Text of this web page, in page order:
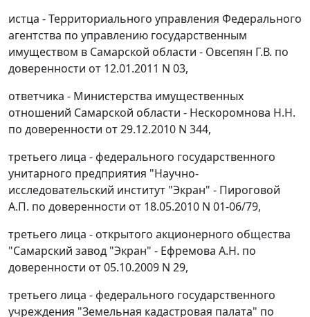
истца - Территориального управления Федерального
агентства по управлению государственным
имуществом в Самарской области - Овсепян Г.В. по
доверенности от 12.01.2011 N 03,
ответчика - Министерства имущественных
отношений Самарской области - Нескоромнова Н.Н.
по доверенности от 29.12.2010 N 344,
третьего лица - федерального государственного
унитарного предприятия "Научно-
исследовательский институт "Экран" - Пироговой
А.П. по доверенности от 18.05.2010 N 01-06/79,
третьего лица - открытого акционерного общества
"Самарский завод "Экран" - Ефремова А.Н. по
доверенности от 05.10.2009 N 29,
третьего лица - федерального государственного
учреждения "Земельная кадастровая палата" по